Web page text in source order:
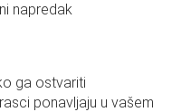
napredak
ga ostvariti
ponavljaju u vašem